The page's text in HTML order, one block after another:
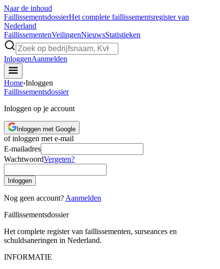
Naar de inhoud
FaillissementsdossierHet complete faillissementsregister van
Nederland
FaillissementenVeilingenNieuwsStatistieken
InloggenAanmelden
Home›Inloggen
Faillissementsdossier
Inloggen op je account
Inloggen met Google
of inloggen met e-mail
E-mailadres
WachtwoordVergeten?
Inloggen
Nog geen account? Aanmelden
Faillissementsdossier
Het complete register van faillissementen, surseances en
schuldsaneringen in Nederland.
INFORMATIE